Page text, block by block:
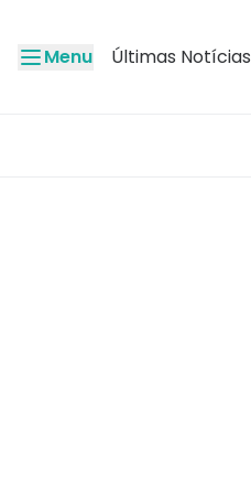
Menu Últimas Notícias